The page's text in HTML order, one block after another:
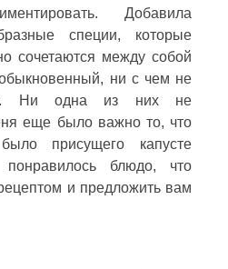
Добавила
специи, которые
сочетаются между собой
ни с чем не
Ни одна из них не
еще было важно то, что
присущего капусте
блюдо, что
и предложить вам